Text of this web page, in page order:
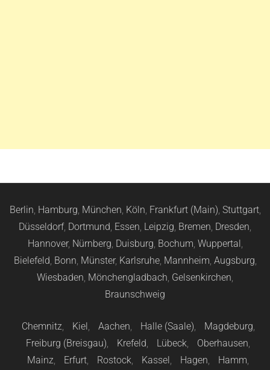
Berlin, Hamburg, München, Köln, Frankfurt (Main), Stuttgart,
Düsseldorf, Dortmund, Essen, Leipzig, Bremen, Dresden,
Hannover, Nürnberg, Duisburg, Bochum, Wuppertal,
Bielefeld, Bonn, Münster, Karlsruhe, Mannheim, Augsburg,
Wiesbaden, Mönchengladbach, Gelsenkirchen,
Braunschweig
Chemnitz, Kiel, Aachen, Halle (Saale), Magdeburg,
Freiburg (Breisgau), Krefeld, Lübeck, Oberhausen,
Mainz, Erfurt, Rostock, Kassel, Hagen, Hamm,